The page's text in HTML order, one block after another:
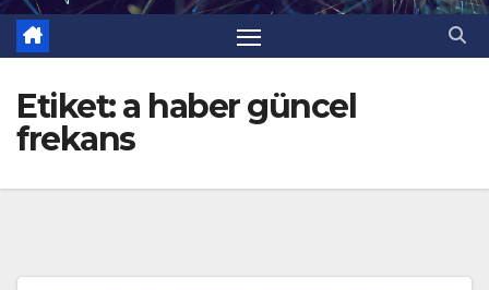
Etiket:a haber güncel
frekans